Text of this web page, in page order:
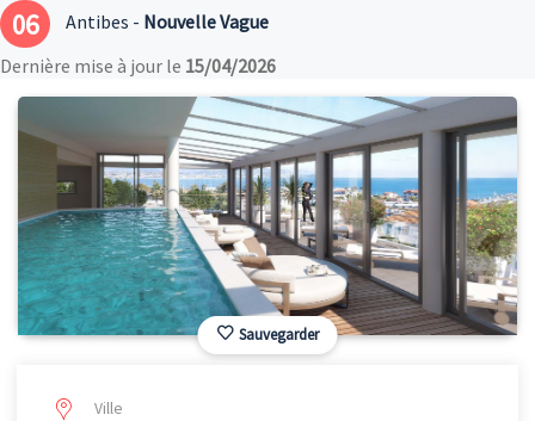
06 Antibes - Nouvelle Vague
Dernière mise à jour le 15/04/2026
Sauvegarder
Ville